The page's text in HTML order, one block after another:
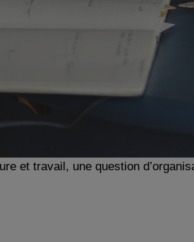
et travail, une question